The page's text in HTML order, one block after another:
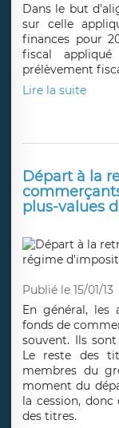
Dans le but
sur celle
finances pour
fiscal
prélèvement
Lire la suite
Départ à la
plus-values
Publié le 15/01/13
En général, les
fonds de
souvent. Ils
Le reste des
membres du
moment du
la cession,
des titres.